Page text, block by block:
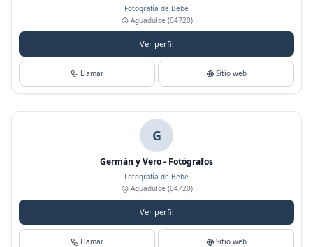
Fotografía de Bebé
Aguadulce (04720)
Ver perfil
Llamar Sitio web
G
Germán y Vero - Fotógrafos
Fotografía de Bebé
Aguadulce (04720)
Ver perfil
Llamar Sitio web